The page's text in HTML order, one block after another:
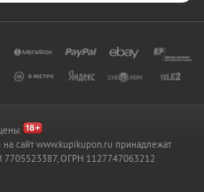
сайт www.kupikupon.ru принадлежат
7705523387, ОГРН 1127747063212